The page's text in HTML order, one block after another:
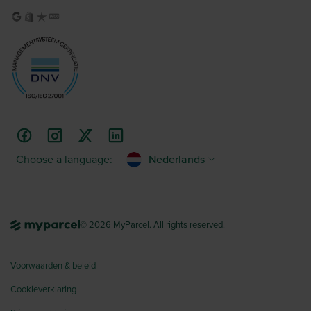
Choose a language: Nederlands
© 2026 MyParcel. All rights reserved.
Voorwaarden & beleid
Cookieverklaring